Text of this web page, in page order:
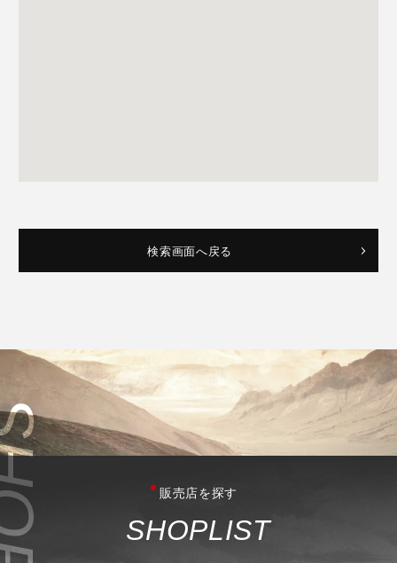
検索画面へ戻る
販売店を探す
SHOPLIST